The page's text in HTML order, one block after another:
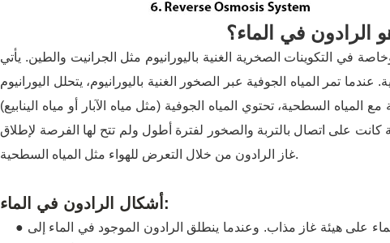
الرادون في الماء؟
في التكوينات الصخرية الغنية باليورانيوم مثل الجرانيت والطين. يأتي
تمر المياه الجوفية عبر الصخور الغنية باليورانيوم، يتحلل اليورانيوم
المياه السطحية، تحتوي المياه الجوفية (مثل مياه الآبار أو مياه الينابيع)
كانت على اتصال بالتربة والصخور لفترة أطول ولم تتح لها الفرصة لإطلاق
غاز الرادون من خلال التعرض للهواء مثل المياه السطحية.
أشكال الرادون في الماء:
● غاز الرادون المذاب: يمكن أن يوجد الرادون في الماء على هيئة غاز مذاب. وعندما ينطلق الرادون الموجود في الماء إلى